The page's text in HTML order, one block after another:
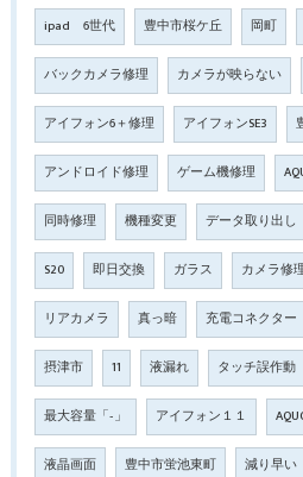
ipad 6世代 豊中市桜ケ丘 岡町
バックカメラ修理 カメラが映らない
アイフォン6＋修理 アイフォンSE3
アンドロイド修理 ゲーム機修理
同時修理 機種変更 データ取り出し
S20 即日交換 ガラス カメラ修
リアカメラ 真っ暗 充電コネクター
摂津市 11 液漏れ タッチ誤作動
最大容量「‐」 アイフォン１１
液晶画面 豊中市蛍池東町 減り早い